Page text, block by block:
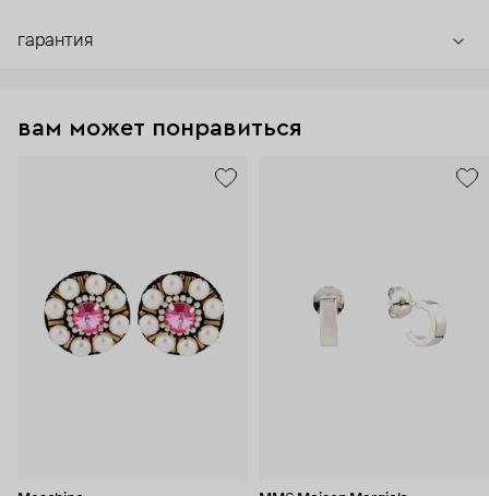
гарантия
вам может понравиться